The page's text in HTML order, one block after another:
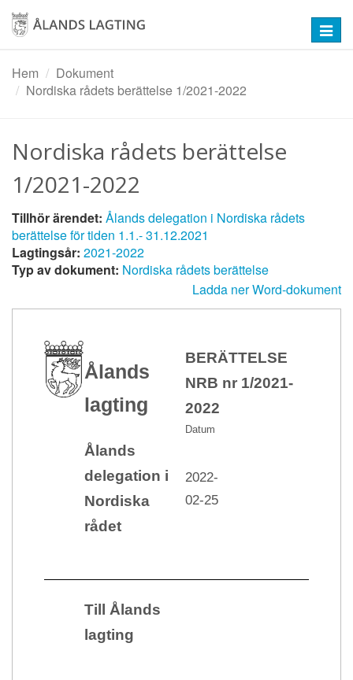
Hoppa
huvudinnehåll
Hem
Dokument
Nordiska rådets berättelse 1/2021-2022
Nordiska rådets berättelse
1/2021-2022
Tillhör ärendet: Ålands delegation i Nordiska rådets
berättelse för tiden 1.1.- 31.12.2021
Lagtingsår: 2021-2022
Typ av dokument: Nordiska rådets berättelse
Ladda ner Word-dokument
Ålands
lagting
BERÄTTELSE
NRB nr 1/2021-
2022
Datum
Ålands
delegation i
Nordiska
rådet
2022-
02-25
Till Ålands
lagting